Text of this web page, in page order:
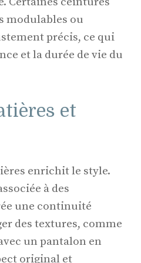
modulables ou
précis, ce qui
et la durée de vie du
et
enrichit le style.
à des
une continuité
des textures, comme
un pantalon en
original et